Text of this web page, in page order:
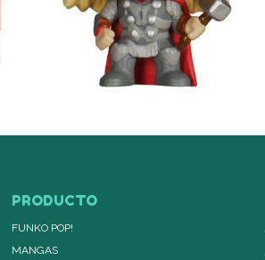
PRODUCTO
FUNKO POP!
MANGAS